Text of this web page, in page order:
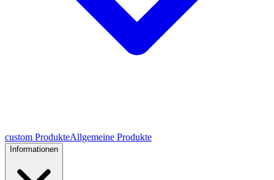
custom ProdukteAllgemeine Produkte
Informationen